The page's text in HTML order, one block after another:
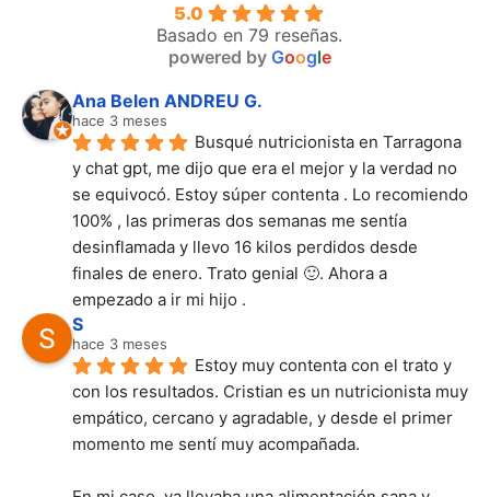
5.0
Basado en 79 reseñas.
powered by Google
Ana Belen ANDREU G.
hace 3 meses
Busqué nutricionista en Tarragona
y chat gpt, me dijo que era el mejor y la verdad no
se equivocó. Estoy súper contenta . Lo recomiendo
100% , las primeras dos semanas me sentía
desinflamada y llevo 16 kilos perdidos desde
finales de enero. Trato genial 🙂. Ahora a
empezado a ir mi hijo .
S
hace 3 meses
Estoy muy contenta con el trato y
con los resultados. Cristian es un nutricionista muy
empático, cercano y agradable, y desde el primer
momento me sentí muy acompañada.